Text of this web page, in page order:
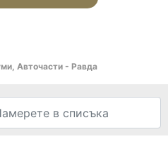
Авточасти - Равда